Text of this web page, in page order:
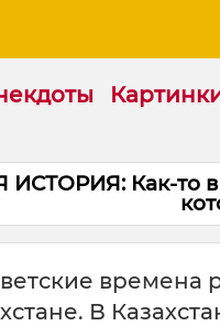
Как-то в
времена
В